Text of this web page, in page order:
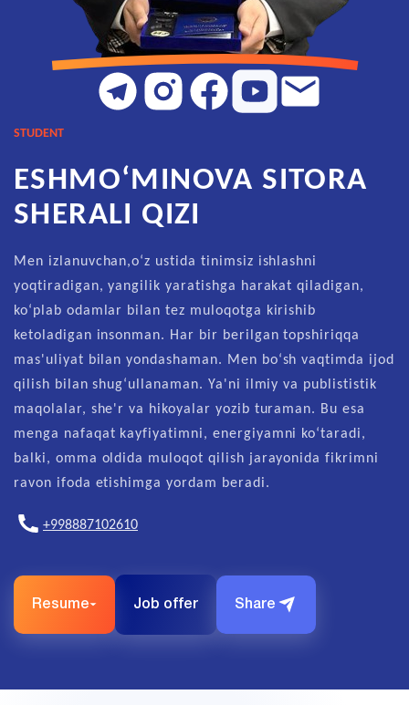
STUDENT
ESHMO‘MINOVA SITORA
SHERALI QIZI
Men izlanuvchan,oʻz ustida tinimsiz ishlashni
yoqtiradigan, yangilik yaratishga harakat qiladigan,
koʻplab odamlar bilan tez muloqotga kirishib
ketoladigan insonman. Har bir berilgan topshiriqqa
mas'uliyat bilan yondashaman. Men boʻsh vaqtimda ijod
qilish bilan shugʻullanaman. Ya'ni ilmiy va publististik
maqolalar, she'r va hikoyalar yozib turaman. Bu esa
menga nafaqat kayfiyatimni, energiyamni koʻtaradi,
balki, omma oldida muloqot qilish jarayonida fikrimni
ravon ifoda etishimga yordam beradi.
+998887102610
Resume Job offer Share